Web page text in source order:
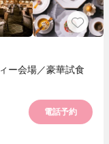
ー会場／豪華試食
電話予約